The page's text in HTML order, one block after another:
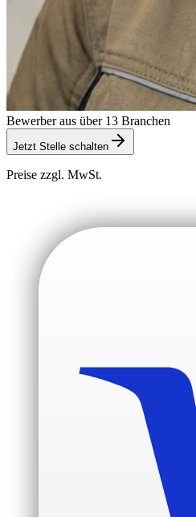
Bewerber aus über 13 Branchen
Jetzt Stelle schalten
Preise zzgl. MwSt.